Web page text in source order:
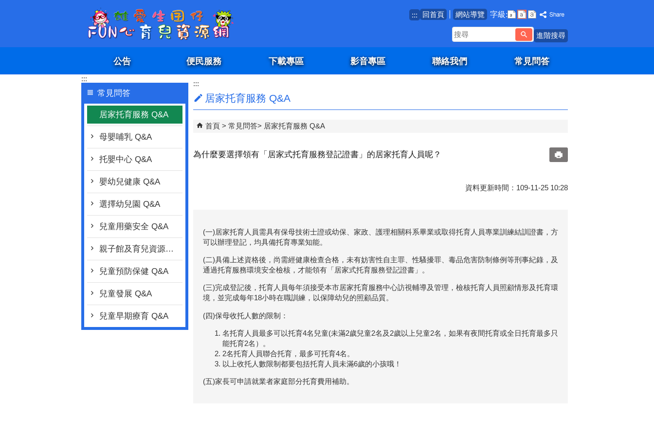
::: 回首頁 網站導覽 字級:
搜
尋
進階搜尋
公告 便民服務 下載專區 影音專區 聯絡我們 常見問答
:::
常見問答
居家托育服務 Q&A
母嬰哺乳 Q&A
托嬰中心 Q&A
嬰幼兒健康 Q&A
選擇幼兒園 Q&A
兒童用藥安全 Q&A
親子館及育兒資源行動車 Q&A
兒童預防保健 Q&A
兒童發展 Q&A
兒童早期療育 Q&A
:::
居家托育服務 Q&A
首頁 常見問答 居家托育服務 Q&A
為什麼要選擇領有「居家式托育服務登記證書」的居家托育人員呢？
資料更新時間：109-11-25 10:28
(一)居家托育人員需具有保母技術士證或幼保、家政、護理相關科系畢業或取得托育人員專業訓練結訓證書，方
可以辦理登記，均具備托育專業知能。
(二)具備上述資格後，尚需經健康檢查合格，未有妨害性自主罪、性騷擾罪、毒品危害防制條例等刑事紀錄，及
通過托育服務環境安全檢核，才能領有「居家式托育服務登記證書」。
(三)完成登記後，托育人員每年須接受本市居家托育服務中心訪視輔導及管理，檢核托育人員照顧情形及托育環
境，並完成每年18小時在職訓練，以保障幼兒的照顧品質。
(四)保母收托人數的限制：
名托育人員最多可以托育4名兒童(未滿2歲兒童2名及2歲以上兒童2名，如果有夜間托育或全日托育最多只
能托育2名）。
2名托育人員聯合托育，最多可托育4名。
以上收托人數限制都要包括托育人員未滿6歲的小孩哦！
(五)家長可申請就業者家庭部分托育費用補助。